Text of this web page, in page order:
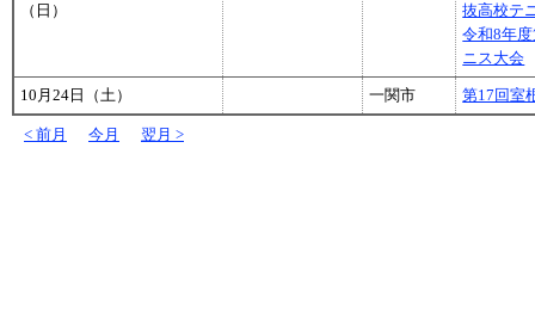
（日）
抜高校テ
令和8年
ニス大会
10月24日（土） 一関市 第17回室
< 前月 今月 翌月 >